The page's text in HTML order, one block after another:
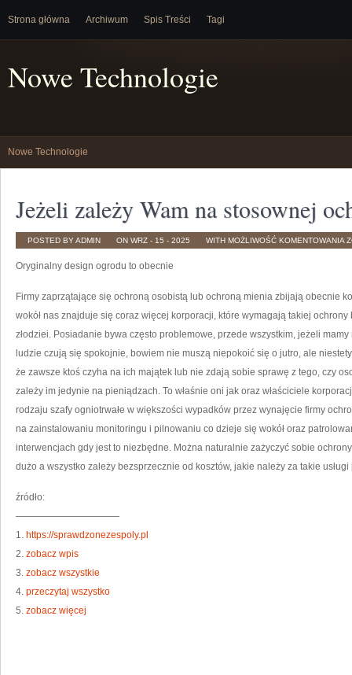
Strona główna Archiwum Spis Treści Tagi
Nowe Technologie
Nowe Technologie
Jeżeli zależy Wam na stosownej
POSTED BY ADMIN ON WRZ - 15 - 2025 WITH MOŻLIWOŚĆ KOMENTOWANIA
Oryginalny design ogrodu to obecnie
Firmy zaprzątające się ochroną osobistą lub ochroną mienia zbijają obecnie
wokół nas znajduje się coraz więcej korporacji, które wymagają takiej
złodziei. Posiadanie bywa często problemowe, przede wszystkim, jeżeli
ludzie czują się spokojnie, bowiem nie muszą niepokoić się o jutro, ale
że zawsze ktoś czyha na ich majątek lub nie zdają sobie sprawę z tego, czy
zależy im jedynie na pieniądzach. To właśnie oni jak oraz właściciele
rodzaju szafy ogniotrwałe w większości wypadków przez wynajęcie firmy
na zainstalowaniu monitoringu i pilnowaniu co dzieje się wokół oraz
interwencjach gdy jest to niezbędne. Można naturalnie zażyczyć sobie
dużo a wszystko zależy bezsprzecznie od kosztów, jakie należy za takie usługi
źródło:
———————————
1. https://sprawdzonezespoly.pl
2. zobacz wpis
3. zobacz wszystkie
4. przeczytaj wszystko
5. zobacz więcej